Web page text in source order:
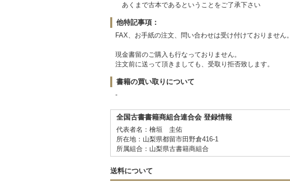
あくまで古本であるということをご了承下さい
他特記事項：
FAX、お手紙の注文、問い合わせは受け付けておりません。
現金書留のご購入も行なっておりません。
注文前に送って頂きましても、受取り拒否致します。
書籍の買い取りについて
-
全国古書書籍商組合連合会 登録情報
代表者名：檜垣 圭佑
所在地：山梨県都留市田野倉416-1
所属組合：山梨県古書籍商組合
送料について